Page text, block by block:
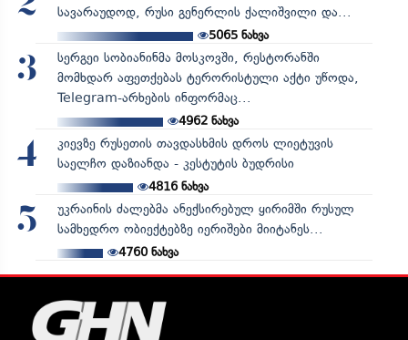
სავარაუდოდ, რუსი გენერლის ქალიშვილი და...
5065ნახვა
3
სერგეი სობიანინმა მოსკოვში, რესტორანში
მომხდარ აფეთქებას ტერორისტული აქტი უწოდა,
Telegram-არხების ინფორმაც...
4962ნახვა
4
კიევზე რუსეთის თავდასხმის დროს ლიეტუვის
საელჩო დაზიანდა - კესტუტის ბუდრისი
4816ნახვა
5
უკრაინის ძალებმა ანექსირებულ ყირიმში რუსულ
სამხედრო ობიექტებზე იერიშები მიიტანეს...
4760ნახვა